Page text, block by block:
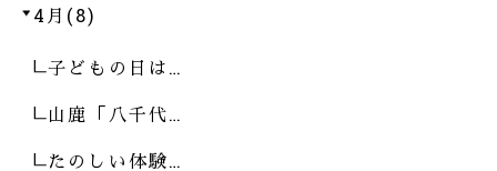
4月(8)
子どもの日は…
山鹿「八千代…
たのしい体験…